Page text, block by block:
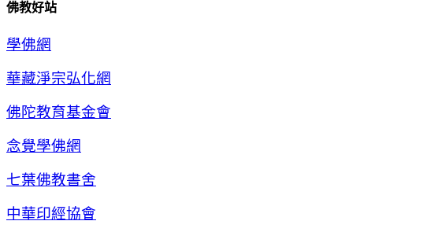
佛教好站
學佛網
華藏淨宗弘化網
佛陀教育基金會
念覺學佛網
七葉佛教書舍
中華印經協會